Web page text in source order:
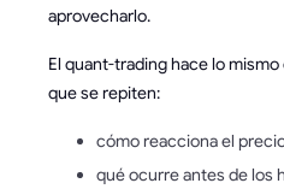
aprovecharlo.
El quant-trading hace lo
que se repiten:
cómo reacciona el
qué ocurre antes de los